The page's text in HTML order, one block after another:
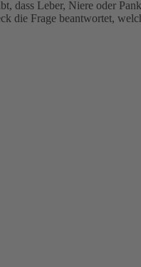
dass Leber, Niere oder
die Frage beantwortet,